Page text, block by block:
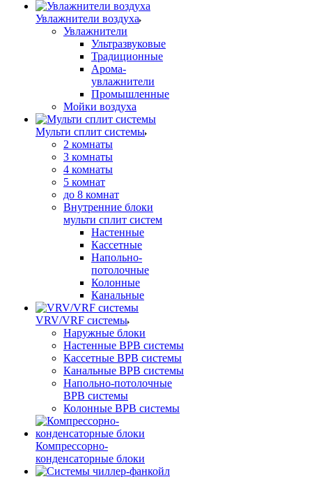
Увлажнители воздуха
Увлажнители
Ультразвуковые
Традиционные
Арома-
увлажнители
Промышленные
Мойки воздуха
Мульти сплит системы
2 комнаты
3 комнаты
4 комнаты
5 комнат
до 8 комнат
Внутренние блоки
мульти сплит систем
Настенные
Кассетные
Напольно-
потолочные
Колонные
Канальные
VRV/VRF системы
Наружные блоки
Настенные ВРВ системы
Кассетные ВРВ системы
Канальные ВРВ системы
Напольно-потолочные
ВРВ системы
Колонные ВРВ системы
Компрессорно-
конденсаторные блоки